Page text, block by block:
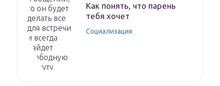
Как понять, что парень
тебя хочет
Социализация